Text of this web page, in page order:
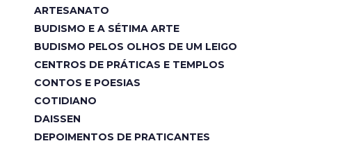
ARTESANATO
BUDISMO E A SÉTIMA ARTE
BUDISMO PELOS OLHOS DE UM LEIGO
CENTROS DE PRÁTICAS E TEMPLOS
CONTOS E POESIAS
COTIDIANO
DAISSEN
DEPOIMENTOS DE PRATICANTES